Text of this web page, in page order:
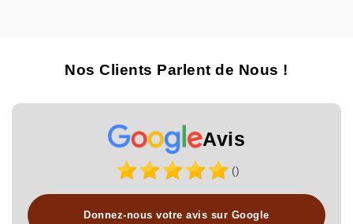
Nos Clients Parlent de Nous !
Avis
()
Donnez-nous votre avis sur Google